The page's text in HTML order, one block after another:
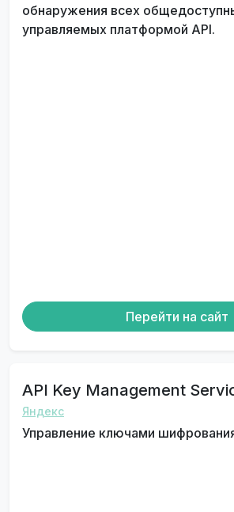
обнаружения всех
управляемых платформой API.
Перейти на сайт
API Key Management
Яндекс
Управление ключами